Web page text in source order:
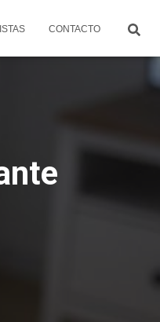
CONTACTO